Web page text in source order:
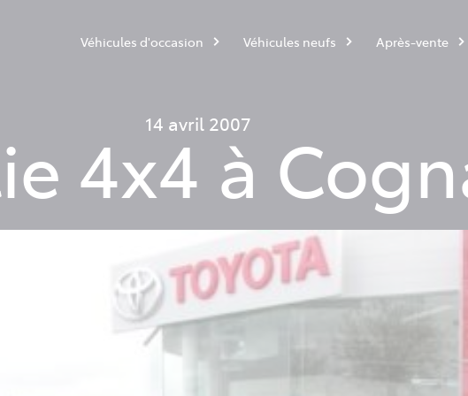
Véhicules d'occasion Véhicules neufs Après-vente
14 avril 2007
4x4 à